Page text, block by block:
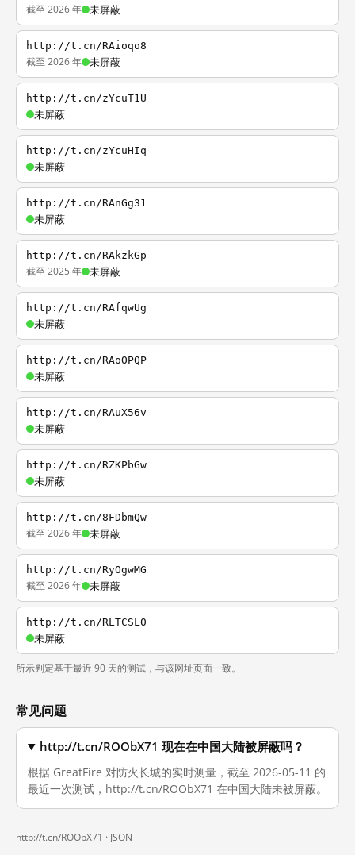
截至 2026 年 未屏蔽
http://t.cn/RAioqo8
截至 2026 年 未屏蔽
http://t.cn/zYcuT1U
未屏蔽
http://t.cn/zYcuHIq
未屏蔽
http://t.cn/RAnGg31
未屏蔽
http://t.cn/RAkzkGp
截至 2025 年 未屏蔽
http://t.cn/RAfqwUg
未屏蔽
http://t.cn/RAoOPQP
未屏蔽
http://t.cn/RAuX56v
未屏蔽
http://t.cn/RZKPbGw
未屏蔽
http://t.cn/8FDbmQw
截至 2026 年 未屏蔽
http://t.cn/RyOgwMG
截至 2026 年 未屏蔽
http://t.cn/RLTCSL0
未屏蔽
所示判定基于最近 90 天的测试，与该网址页面一致。
常见问题
http://t.cn/ROObX71 现在在中国大陆被屏蔽吗？
根据 GreatFire 对防火长城的实时测量，截至 2026-05-11 的
最近一次测试，http://t.cn/ROObX71 在中国大陆未被屏蔽。
http://t.cn/ROObX71 · JSON